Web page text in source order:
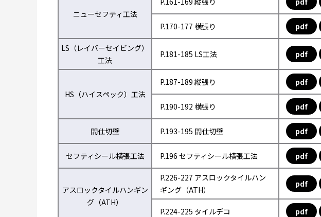
ニューセフティ工法
P.170-177 横張り pdf
LS（レイバーセイビング）
工法
P.181-185 LS工法 pdf
HS（ハイスペック）工法
P.187-189 縦張り pdf
P.190-192 横張り pdf
間仕切壁 P.193-195 間仕切壁 pdf
セフティシール横張工法 P.196 セフティシール横張工法 pdf
アスロックタイルハンギン
グ（ATH）
P.226-227 アスロックタイルハン
ギング（ATH）
pdf
P.224-225 タイルデコ pdf